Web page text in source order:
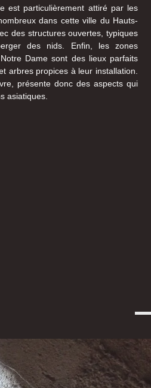
est particulièrement attiré par les
dans cette ville du Hauts-
des structures ouvertes, typiques
des nids. Enfin, les zones
Dame sont des lieux parfaits
arbres propices à leur installation.
présente donc des aspects qui
asiatiques.